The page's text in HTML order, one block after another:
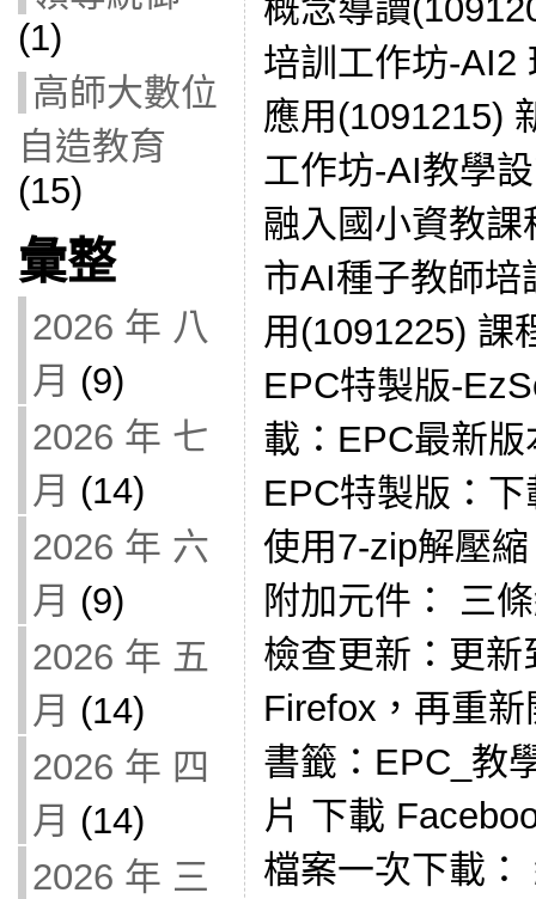
(1)
高師大數位
自造教育
(15)
彙整
2026 年 八
月 (9)
2026 年 七
月 (14)
2026 年 六
月 (9)
2026 年 五
月 (14)
2026 年 四
月 (14)
2026 年 三
概念導讀
培訓工作坊-AI2
應用(1091215)
工作坊-AI教學
融入國小資教
市AI種子教師培
用(1091225) 課
EPC特製版-
載：EPC最新
EPC特製版：
使用7-zip解壓
附加元件： 三
檢查更新：更
Firefox，再重
書籤：EPC_教
片 下載
檔案一次下載